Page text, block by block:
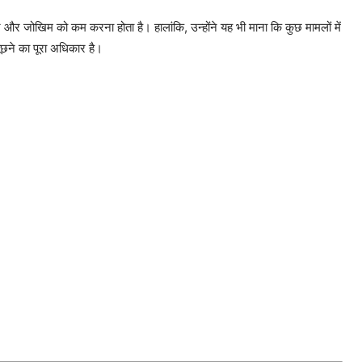
जोखिम को कम करना होता है। हालांकि, उन्होंने यह भी माना कि कुछ मामलों में
का पूरा अधिकार है।